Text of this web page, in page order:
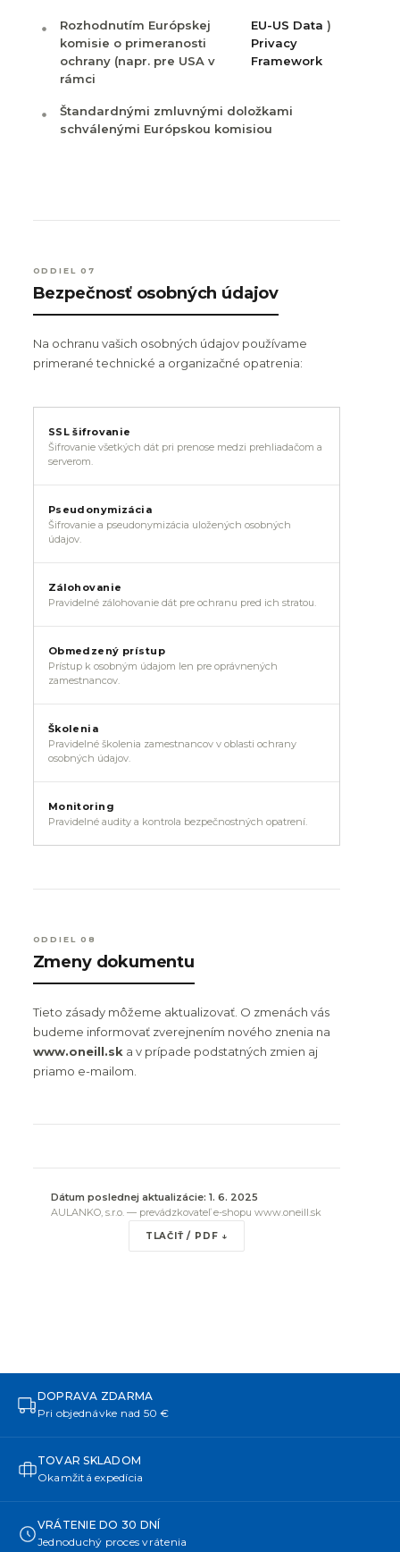
Rozhodnutím Európskej
komisie o primeranosti
ochrany (napr. pre USA v
rámci
EU-US Data
Privacy
Framework
)
Štandardnými zmluvnými doložkami
schválenými Európskou komisiou
ODDIEL 07
Bezpečnosť osobných údajov
Na ochranu vašich osobných údajov používame
primerané technické a organizačné opatrenia:
SSL šifrovanie
Šifrovanie všetkých dát pri prenose medzi prehliadačom a
serverom.
Pseudonymizácia
Šifrovanie a pseudonymizácia uložených osobných
údajov.
Zálohovanie
Pravidelné zálohovanie dát pre ochranu pred ich stratou.
Obmedzený prístup
Prístup k osobným údajom len pre oprávnených
zamestnancov.
Školenia
Pravidelné školenia zamestnancov v oblasti ochrany
osobných údajov.
Monitoring
Pravidelné audity a kontrola bezpečnostných opatrení.
ODDIEL 08
Zmeny dokumentu
Tieto zásady môžeme aktualizovať. O zmenách vás
budeme informovať zverejnením nového znenia na
www.oneill.sk a v prípade podstatných zmien aj
priamo e-mailom.
Dátum poslednej aktualizácie: 1. 6. 2025
AULANKO, s.r.o. — prevádzkovateľ e-shopu www.oneill.sk
TLAČIŤ / PDF ↓
DOPRAVA ZDARMA
Pri objednávke nad 50 €
TOVAR SKLADOM
Okamžitá expedícia
VRÁTENIE DO 30 DNÍ
Jednoduchý proces vrátenia